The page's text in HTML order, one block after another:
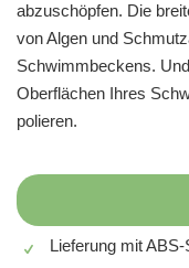
abzuschöpfen. Die
von Algen und
Schwimmbeckens.
Oberflächen Ihres
polieren.
Lieferung mit